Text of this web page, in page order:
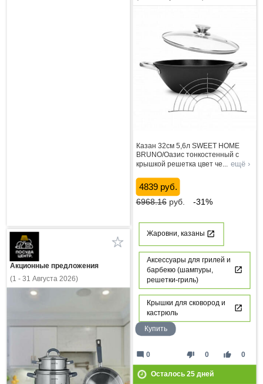
Казан 32см 5,6л SWEET HOME
BRUNO/Оазис тонкостенный с
крышкой решетка цвет че
ещё ›
4839 руб.
6968.16руб. -31%
Жаровни, казаны
Аксессуары для грилей и
барбекю (шампуры,
решетки-гриль)
Крышки для сковород и
кастрюль
Купить
thumb_down 0 thumb_up 0
mode_comment 0
Осталось 25дней
Акционные предложения
(1 - 31 Августа 2026)